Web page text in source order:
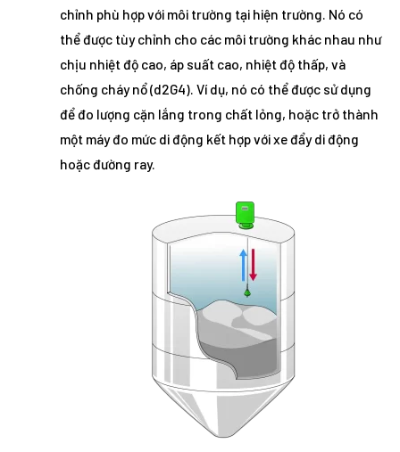
chỉnh phù hợp với môi trường tại hiện trường. Nó có
thể được tùy chỉnh cho các môi trường khác nhau như
chịu nhiệt độ cao, áp suất cao, nhiệt độ thấp, và
chống cháy nổ (d2G4). Ví dụ, nó có thể được sử dụng
để đo lượng cặn lắng trong chất lỏng, hoặc trở thành
một máy đo mức di động kết hợp với xe đẩy di động
hoặc đường ray.